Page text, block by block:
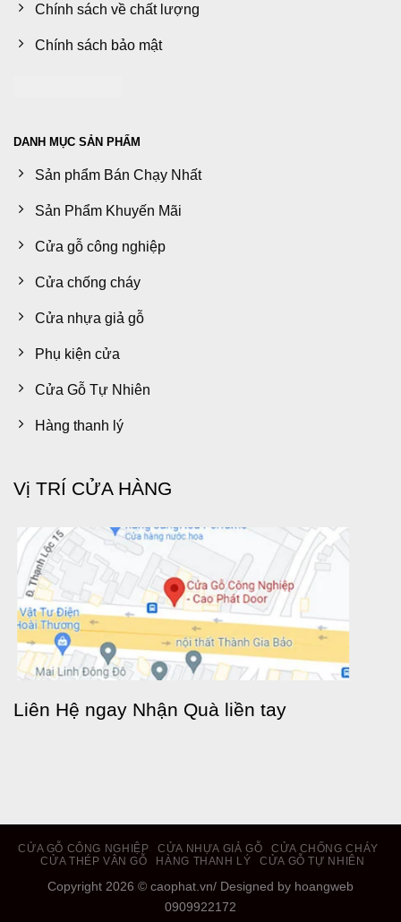
Chính sách về chất lượng
Chính sách bảo mật
DANH MỤC SẢN PHẨM
Sản phẩm Bán Chạy Nhất
Sản Phẩm Khuyến Mãi
Cửa gỗ công nghiệp
Cửa chống cháy
Cửa nhựa giả gỗ
Phụ kiện cửa
Cửa Gỗ Tự Nhiên
Hàng thanh lý
Vị TRÍ CỬA HÀNG
Liên Hệ ngay Nhận Quà liền tay
CỬA GỖ CÔNG NGHIỆP CỬA NHỰA GIẢ GỖ
CỬA CHỐNG CHÁY
CỬA THÉP VÂN GỖ
HÀNG THANH LÝ CỬA GỖ TỰ NHIÊN
Copyright 2026 © caophat.vn/ Designed by hoangweb
0909922172